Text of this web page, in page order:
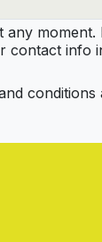
any moment.
contact info